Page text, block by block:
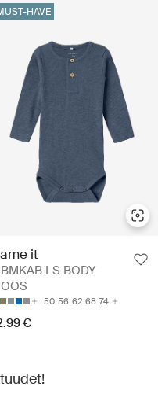
HAVE
it
LS BODY
50 56 62 68 74
€